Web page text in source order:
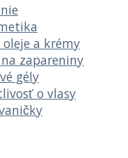
oleje a krémy
zapareniny
gély
o vlasy